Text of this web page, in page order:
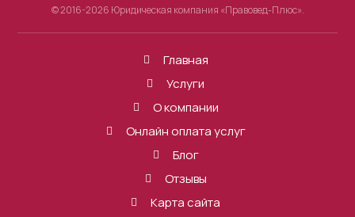
© 2016-2026 Юридическая компания «Правовед-Плюс».
Главная
Услуги
О компании
Онлайн оплата услуг
Блог
Отзывы
Карта сайта